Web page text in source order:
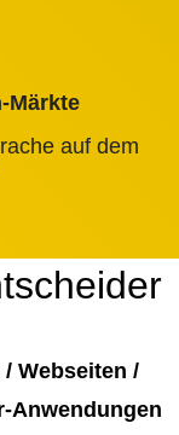
Märkte
auf dem
Webseiten /
Anwendungen